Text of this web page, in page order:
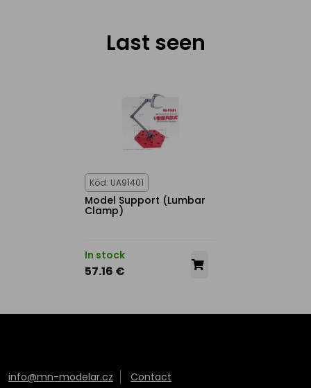
Last seen
Kód: UA91401
Model Support (Lumbar
Clamp)
In stock
57.16 €
info@mn-modelar.cz Contact